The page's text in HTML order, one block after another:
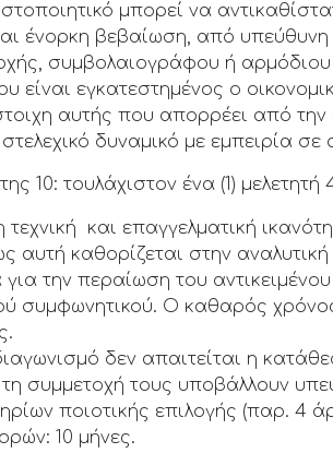
μπορεί να
ένορκη βεβαίωση, από
συμβολαιογράφου ή
εγκατεστημένος ο
αυτής που απορρέει από
δυναμικό με εμπειρία σε
10: τουλάχιστον ένα (1) μελετητή
τεχνική και επαγγελματική
καθορίζεται στην αναλυτική
την περαίωση του
συμφωνητικού. Ο καθαρός
δεν απαιτείται η
τη συμμετοχή τους υποβάλλουν
ποιοτικής επιλογής (παρ. 4
10 μήνες.